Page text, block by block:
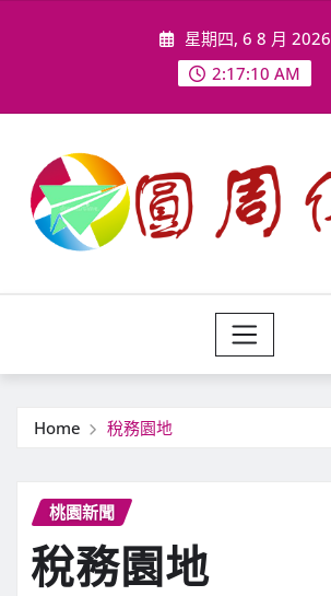
星期四, 6 8 月 2026
2:17:12 AM
Home 稅務園地
桃園新聞
稅務園地